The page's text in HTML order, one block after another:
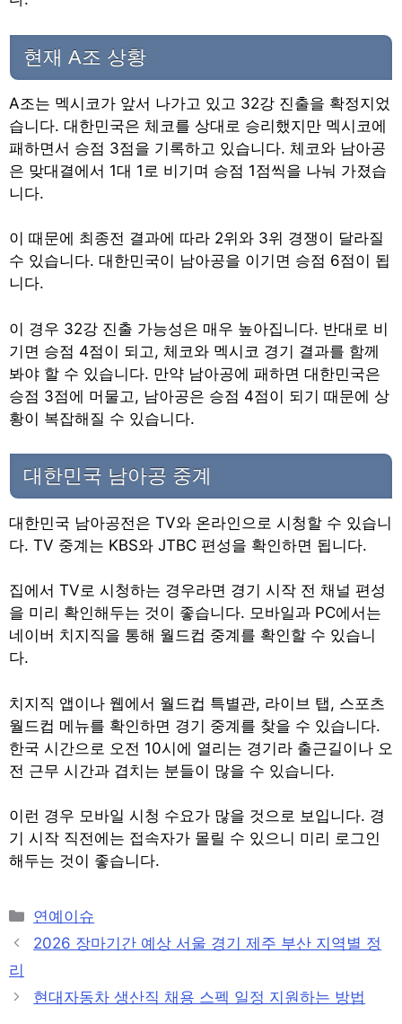
현재 A조 상황
A조는 멕시코가 앞서 나가고 있고 32강 진출을 확정지었
습니다. 대한민국은 체코를 상대로 승리했지만 멕시코에
패하면서 승점 3점을 기록하고 있습니다. 체코와 남아공
은 맞대결에서 1대 1로 비기며 승점 1점씩을 나눠 가졌습
니다.
이 때문에 최종전 결과에 따라 2위와 3위 경쟁이 달라질
수 있습니다. 대한민국이 남아공을 이기면 승점 6점이 됩
니다.
이 경우 32강 진출 가능성은 매우 높아집니다. 반대로 비
기면 승점 4점이 되고, 체코와 멕시코 경기 결과를 함께
봐야 할 수 있습니다. 만약 남아공에 패하면 대한민국은
승점 3점에 머물고, 남아공은 승점 4점이 되기 때문에 상
황이 복잡해질 수 있습니다.
대한민국 남아공 중계
대한민국 남아공전은 TV와 온라인으로 시청할 수 있습니
다. TV 중계는 KBS와 JTBC 편성을 확인하면 됩니다.
집에서 TV로 시청하는 경우라면 경기 시작 전 채널 편성
을 미리 확인해두는 것이 좋습니다. 모바일과 PC에서는
네이버 치지직을 통해 월드컵 중계를 확인할 수 있습니
다.
치지직 앱이나 웹에서 월드컵 특별관, 라이브 탭, 스포츠
월드컵 메뉴를 확인하면 경기 중계를 찾을 수 있습니다.
한국 시간으로 오전 10시에 열리는 경기라 출근길이나 오
전 근무 시간과 겹치는 분들이 많을 수 있습니다.
이런 경우 모바일 시청 수요가 많을 것으로 보입니다. 경
기 시작 직전에는 접속자가 몰릴 수 있으니 미리 로그인
해두는 것이 좋습니다.
Categories
연예이슈
Post
navigation
2026 장마기간 예상 서울 경기 제주 부산 지역별 정
리
현대자동차 생산직 채용 스펙 일정 지원하는 방법